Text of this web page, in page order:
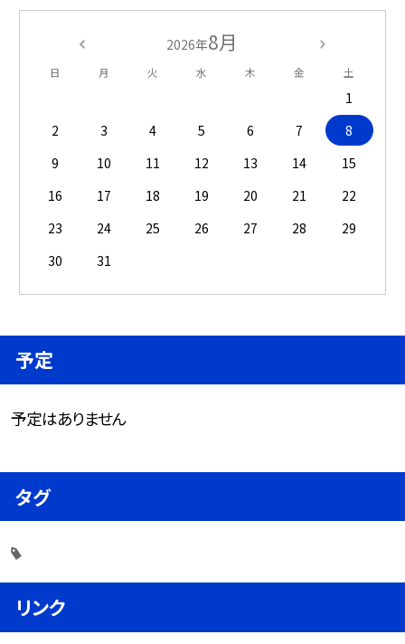
2026年8月
日 月 火 水 木 金 土
1
2
3 4 5 6 7
8
9
10 11 12 13 14
15
16
17 18 19 20 21
22
23
24 25 26 27 28
29
30
31
予定
予定はありません
タグ
リンク